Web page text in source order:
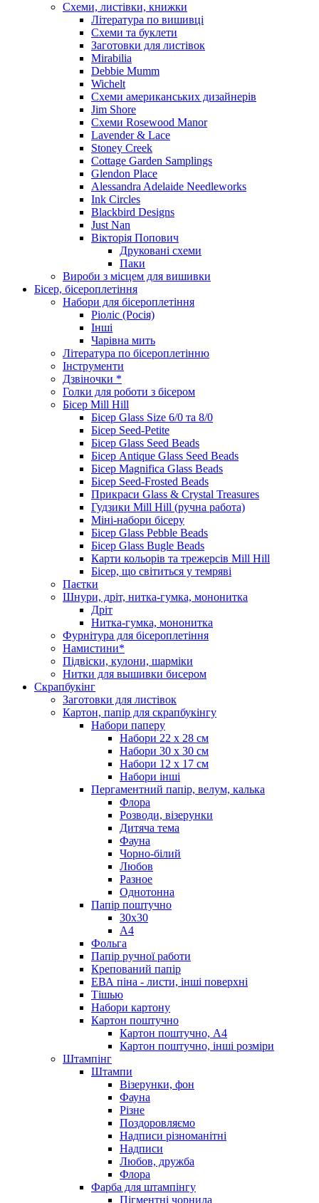
Схеми, листівки, книжки
Література по вишивці
Схеми та буклети
Заготовки для листівок
Mirabilia
Debbie Mumm
Wichelt
Схеми американських дизайнерів
Jim Shore
Cхеми Rosewood Manor
Lavender & Lace
Stoney Creek
Cottage Garden Samplings
Glendon Place
Alessandra Adelaide Needleworks
Ink Circles
Blackbird Designs
Just Nan
Вікторія Попович
Друковані схеми
Паки
Вироби з місцем для вишивки
Бісер, бісероплетіння
Набори для бісероплетіння
Ріоліс (Росія)
Інші
Чарівна мить
Література по бісероплетінню
Інструменти
Дзвіночки *
Голки для роботи з бісером
Бісер Mill Hill
Бісер Glass Size 6/0 та 8/0
Бісер Seed-Petite
Бісер Glass Seed Beads
Бісер Antique Glass Seed Beads
Бісер Magnifica Glass Beads
Бісер Seed-Frosted Beads
Прикраси Glass & Crystal Treasures
Гудзики Mill Hill (ручна работа)
Міні-набори бісеру
Бісер Glass Pebble Beads
Бісер Glass Bugle Beads
Карти кольорів та трежерсів Mill Hill
Бісер, що світиться у темряві
Паєтки
Шнури, дріт, нитка-гумка, мононитка
Дріт
Нитка-гумка, мононитка
Фурнітура для бісероплетіння
Намистини*
Підвіски, кулони, шарміки
Нитки для вышивки бисером
Скрапбукінг
Заготовки для листівок
Картон, папір для скрапбукінгу
Набори паперу
Набори 22 х 28 см
Набори 30 х 30 см
Набори 12 х 17 см
Набори інші
Пергаментний папір, велум, калька
Флора
Розводи, візерунки
Дитяча тема
Фауна
Чорно-білий
Любов
Разное
Однотонна
Папір поштучно
30х30
А4
Фольга
Папір ручної работи
Крепований папір
ЕВА піна - листи, інші поверхні
Тішью
Набори картону
Картон поштучно
Картон поштучно, А4
Картон поштучно, інші розміри
Штампінг
Штампи
Візерунки, фон
Фауна
Різне
Поздоровляємо
Надписи різноманітні
Надписи
Любов, дружба
Флора
Фарба для штампінгу
Пігментні чорнила